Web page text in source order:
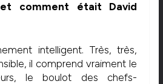
comment était David
intelligent. Très, très,
il comprend vraiment le
le boulot des chefs-